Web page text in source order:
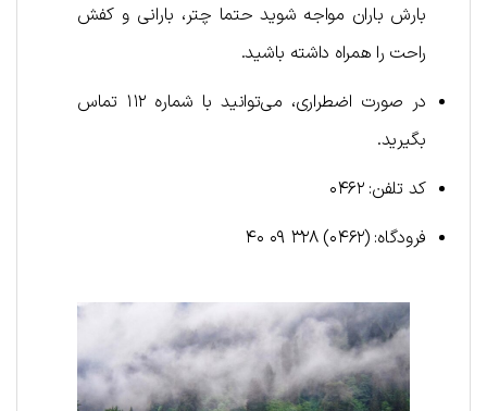
بارش باران مواجه شوید حتما چتر، بارانی و کفش
راحت را همراه داشته باشید.
در صورت اضطراری، می‌توانید با شماره ۱۱۲ تماس
بگیرید.
کد تلفن: ۰۴۶۲
فرودگاه: (۰۴۶۲) ۳۲۸ ۰۹ ۴۰